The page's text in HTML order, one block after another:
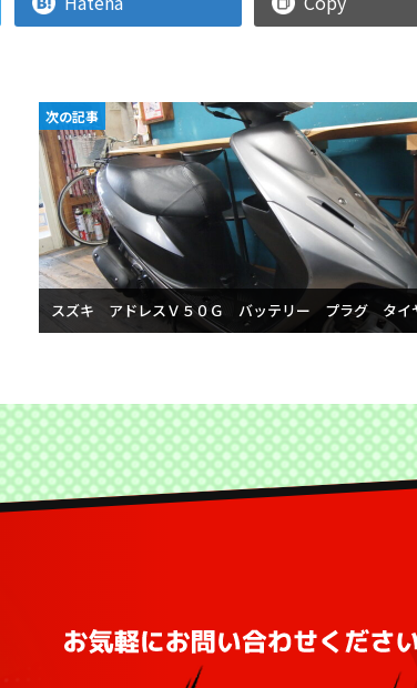
スズキ アドレスＶ５０Ｇ バッテリー プラグ タ
次の記事